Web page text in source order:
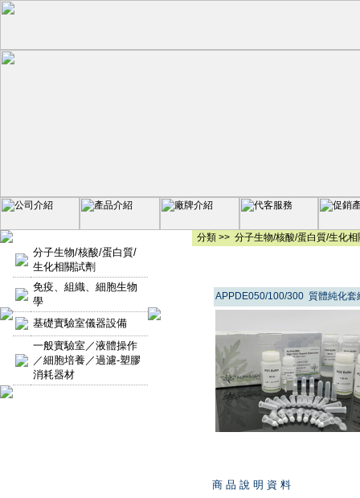
分子生物/核酸/蛋白質/
生化相關試劑
免疫、組織、細胞生物
學
基礎實驗室儀器設備
一般實驗室／液體操作
／細胞培養／過濾-塑膠
消耗器材
分類 >> 分子生物/核酸/蛋白質/生化相
APPDE050/100/300 質體純化套
商 品 說 明 資 料